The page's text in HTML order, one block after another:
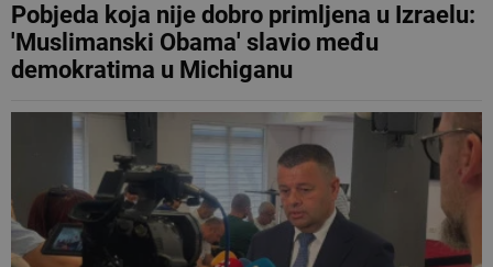
Pobjeda koja nije dobro primljena u Izraelu:
'Muslimanski Obama' slavio među
demokratima u Michiganu